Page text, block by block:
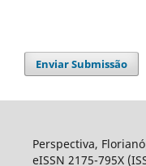
Enviar Submissão
Perspectiva,
eISSN 2175-795X